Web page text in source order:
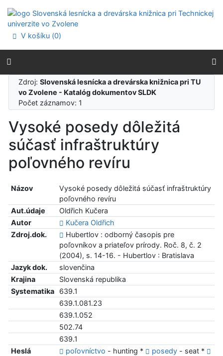
Prejsť na menu
Prehlásenie o webovej prístupnosti
V košíku (0)
Zdroj:Slovenská lesnícka a drevárska knižnica pri TU
vo Zvolene - Katalóg dokumentov SLDK
Počet záznamov: 1
Vysoké posedy dôležitá
súčasť infraštruktúry
poľovného revíru
Názov
Vysoké posedy dôležitá súčasť infraštruktúry
poľovného revíru
Aut.údaje
Oldřich Kučera
Autor
Kučera Oldřich
Zdroj.dok.
Hubertlov : odborný časopis pre
poľovníkov a priateľov prírody. Roč. 8, č. 2
(2004), s. 14-16. - Hubertlov : Bratislava
Jazyk dok.
slovenčina
Krajina
Slovenská republika
Systematika
639.1
639.1.081.23
639.1.052
502.74
639.1
Heslá
poľovníctvo - hunting * posedy- seat *